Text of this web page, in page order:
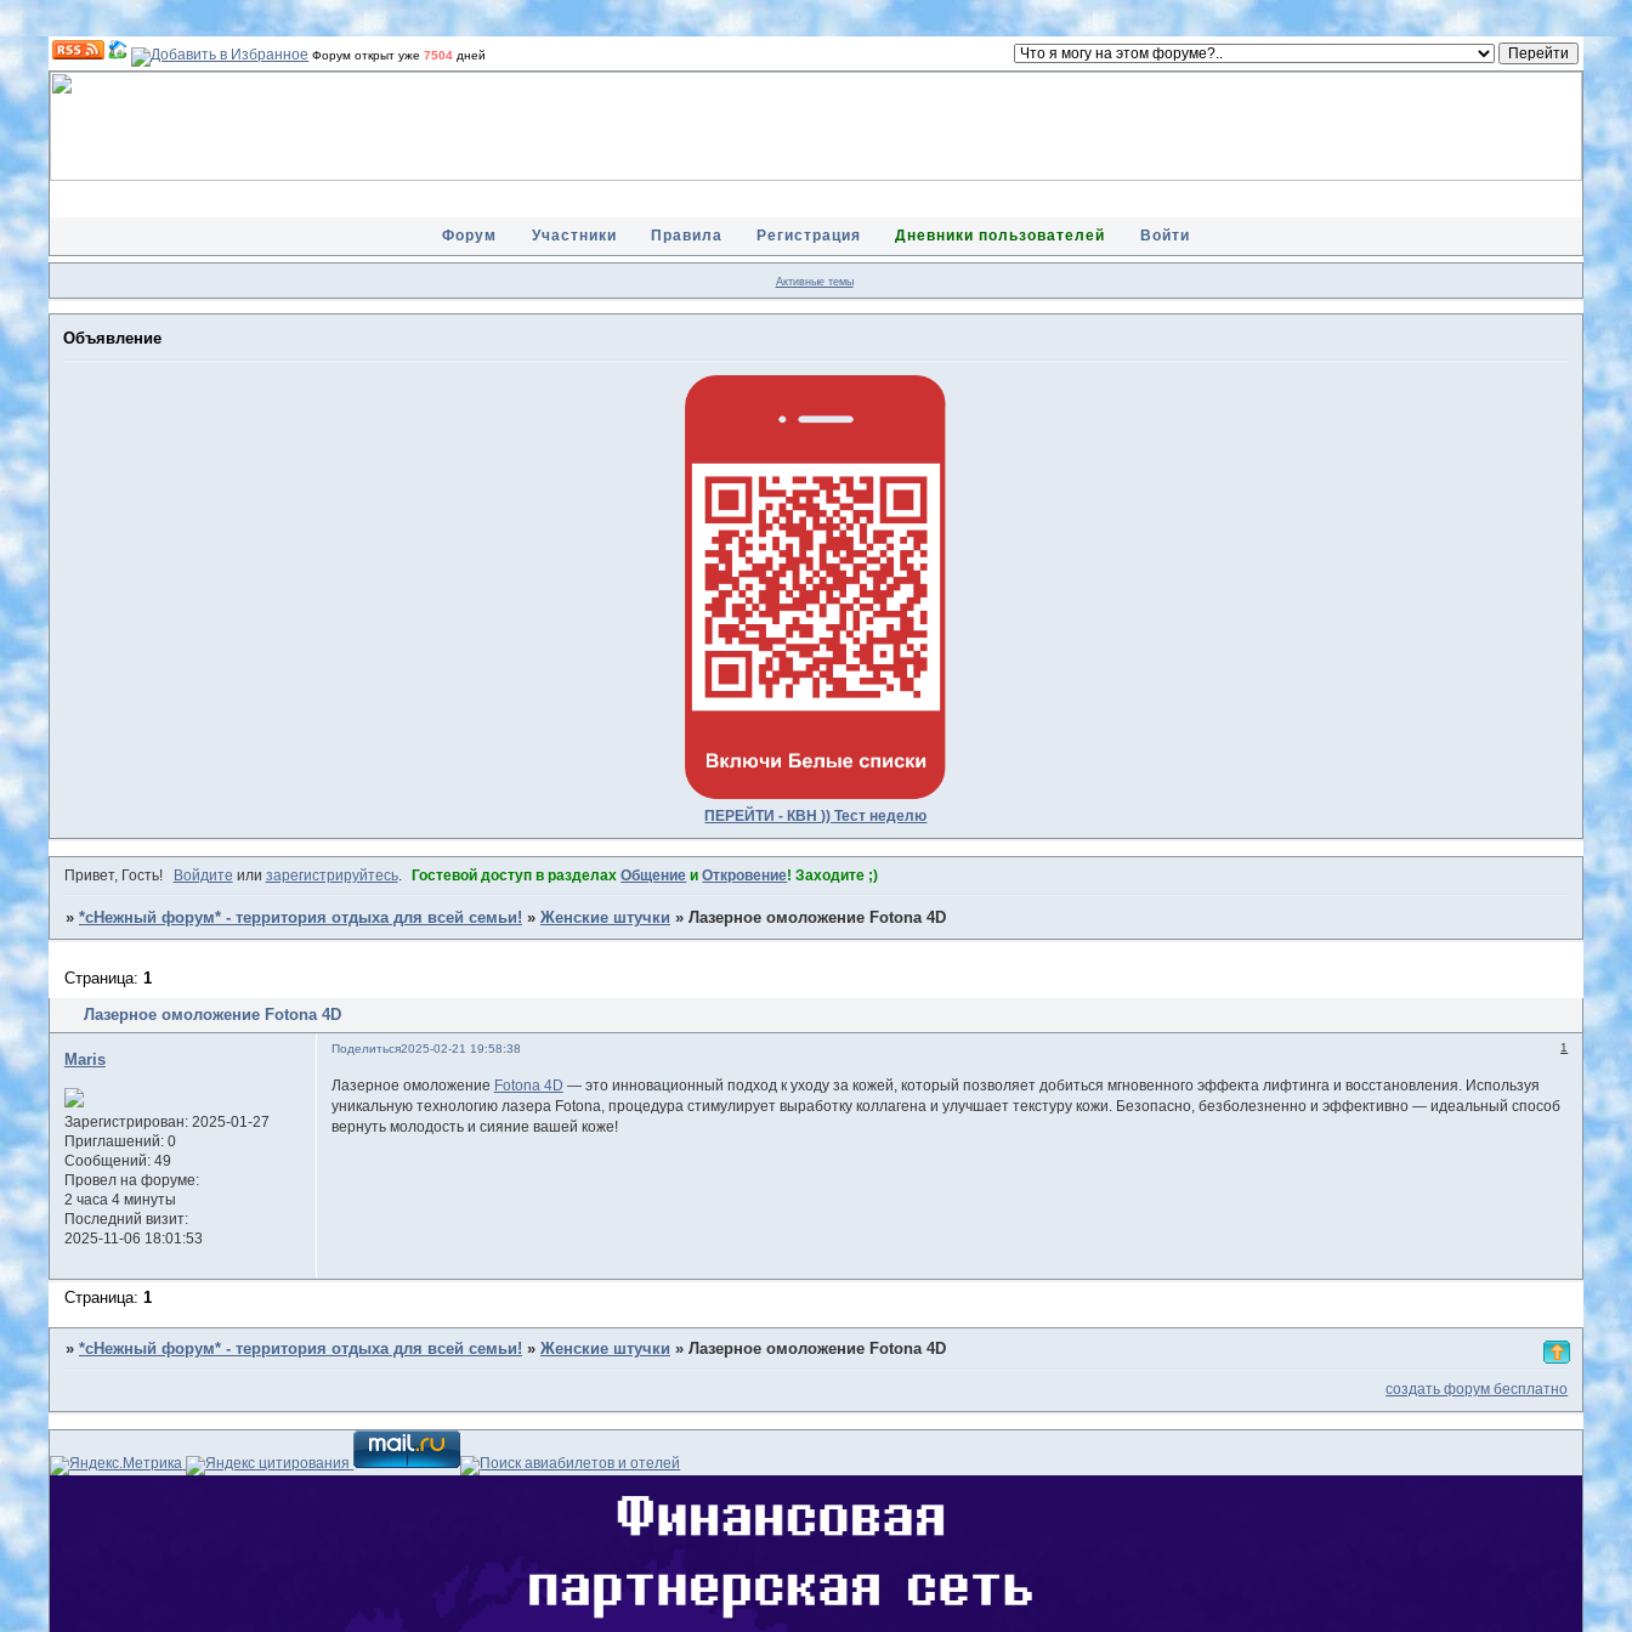
Форум открыт уже7504 дней
Форум Участники Правила Регистрация Дневники пользователей Войти
Активные темы
Объявление
ПЕРЕЙТИ - КВН )) Тест неделю
Привет, Гость! Войдите или зарегистрируйтесь. Гостевой доступ в разделахОбщение иОткровение! Заходите ;)
» *сНежный форум* - территория отдыха для всей семьи! » Женские штучки » Лазерное омоложение Fotona 4D
Лазерное омоложение Fotona 4D
Страница: 1
Поделиться 1
2025-02-21 19:58:38
Maris
Зарегистрирован: 2025-01-27
Приглашений:0
Сообщений:49
Провел на форуме:
2 часа 4 минуты
Последний визит:
2025-11-06 18:01:53
Лазерное омоложение Fotona 4D — это инновационный подход к уходу за кожей, который позволяет добиться мгновенного эффекта лифтинга и восстановления. Используя
уникальную технологию лазера Fotona, процедура стимулирует выработку коллагена и улучшает текстуру кожи. Безопасно, безболезненно и эффективно — идеальный способ
вернуть молодость и сияние вашей коже!
Страница: 1
» *сНежный форум* - территория отдыха для всей семьи! » Женские штучки » Лазерное омоложение Fotona 4D
создать форум бесплатно